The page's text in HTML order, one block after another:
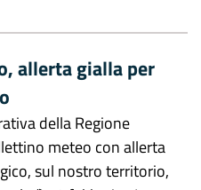
allerta gialla per
della Regione
meteo con allerta
sul nostro territorio,